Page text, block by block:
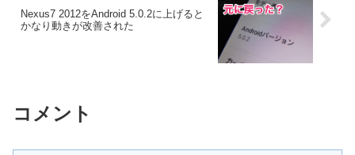
Nexus7 2012をAndroid 5.0.2に上げると
かなり動きが改善された
コメント